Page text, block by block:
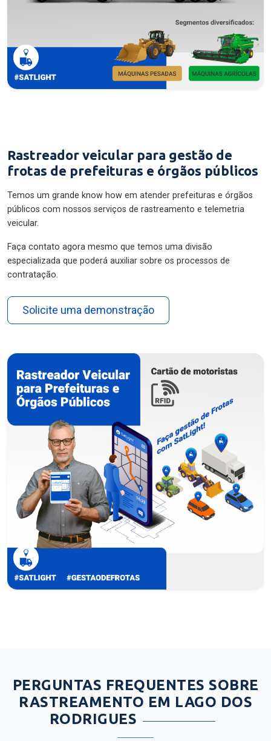
Rastreador veicular para gestão de
frotas de prefeituras e órgãos públicos
Temos um grande know how em atender prefeituras e órgãos
públicos com nossos serviços de rastreamento e telemetria
veicular.
Faça contato agora mesmo que temos uma divisão
especializada que poderá auxiliar sobre os processos de
contratação.
Solicite uma demonstração
PERGUNTAS FREQUENTES SOBRE
RASTREAMENTO EM LAGO DOS
RODRIGUES